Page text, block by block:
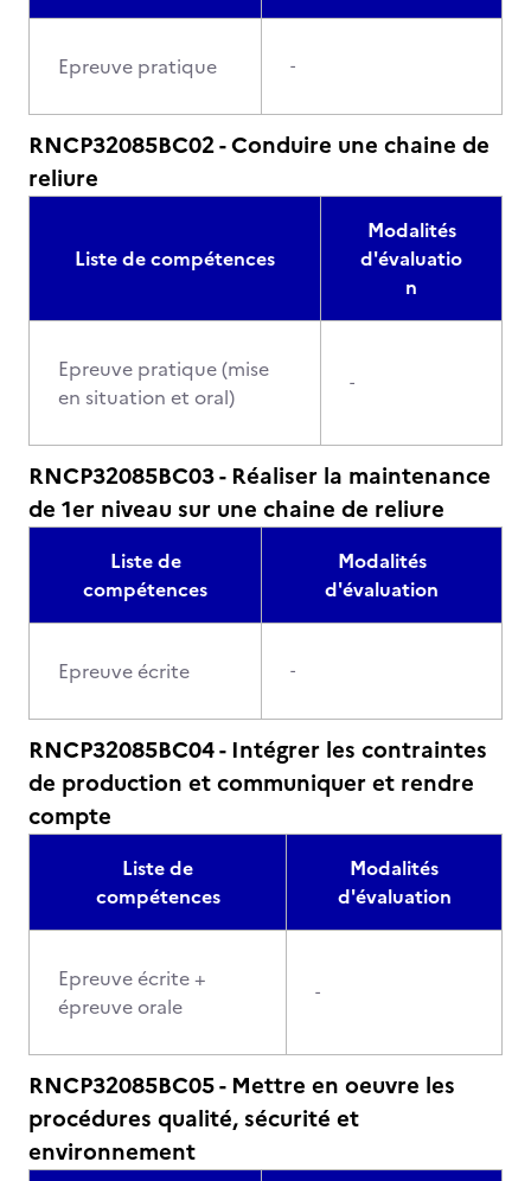
Epreuve pratique -
RNCP32085BC02 - Conduire une chaine de
reliure
Liste de compétences
Modalités
d'évaluatio
n
Epreuve pratique (mise
en situation et oral)
-
RNCP32085BC03 - Réaliser la maintenance
de 1er niveau sur une chaine de reliure
Liste de
compétences
Modalités
d'évaluation
Epreuve écrite -
RNCP32085BC04 - Intégrer les contraintes
de production et communiquer et rendre
compte
Liste de
compétences
Modalités
d'évaluation
Epreuve écrite +
épreuve orale
-
RNCP32085BC05 - Mettre en oeuvre les
procédures qualité, sécurité et
environnement